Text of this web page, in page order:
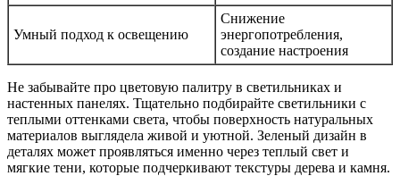
Умный подход к освещению
Снижение
энергопотребления,
создание настроения
Не забывайте про цветовую палитру в светильниках и
настенных панелях. Тщательно подбирайте светильники с
теплыми оттенками света, чтобы поверхность натуральных
материалов выглядела живой и уютной. Зеленый дизайн в
деталях может проявляться именно через теплый свет и
мягкие тени, которые подчеркивают текстуры дерева и камня.